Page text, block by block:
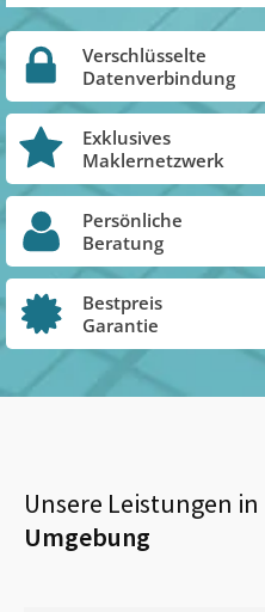
Verschlüsselte
Datenverbindung
Exklusives
Maklernetzwerk
Persönliche
Beratung
Bestpreis
Garantie
Unsere Leistungen in
Umgebung